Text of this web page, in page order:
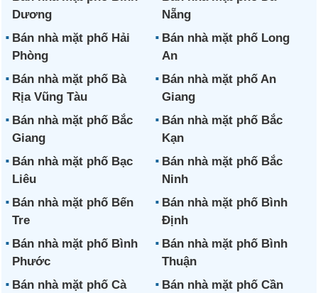
Dương
Nẵng
Bán nhà mặt phố Hải
Phòng
Bán nhà mặt phố Long
An
Bán nhà mặt phố Bà
Rịa Vũng Tàu
Bán nhà mặt phố An
Giang
Bán nhà mặt phố Bắc
Giang
Bán nhà mặt phố Bắc
Kạn
Bán nhà mặt phố Bạc
Liêu
Bán nhà mặt phố Bắc
Ninh
Bán nhà mặt phố Bến
Tre
Bán nhà mặt phố Bình
Định
Bán nhà mặt phố Bình
Phước
Bán nhà mặt phố Bình
Thuận
Bán nhà mặt phố Cà
Bán nhà mặt phố Cần